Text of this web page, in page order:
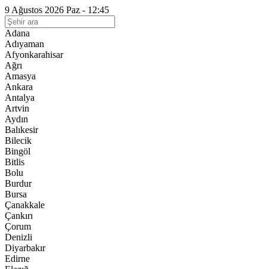
9 Ağustos 2026 Paz - 12:45
Adana
Adıyaman
Afyonkarahisar
Ağrı
Amasya
Ankara
Antalya
Artvin
Aydın
Balıkesir
Bilecik
Bingöl
Bitlis
Bolu
Burdur
Bursa
Çanakkale
Çankırı
Çorum
Denizli
Diyarbakır
Edirne